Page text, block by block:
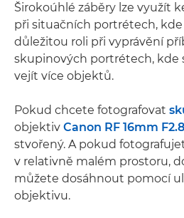
Širokoúhlé záběry lze využít
při situačních portrétech,
důležitou roli při vyprávění
skupinových portrétech, kde
vejít více objektů.
Pokud chcete fotografovat
objektiv Canon RF 16mm
stvořený. A pokud
v relativně malém prostoru,
můžete dosáhnout pomocí
objektivu.